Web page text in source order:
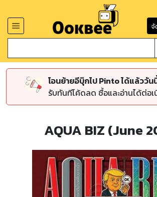
จั
โอนย้ายอีบุ๊กไป Pinto ได้แล้ววัน
รับทันทีโค้ดลด ซื้อและอ่านได้ต่อ
AQUA BIZ (June